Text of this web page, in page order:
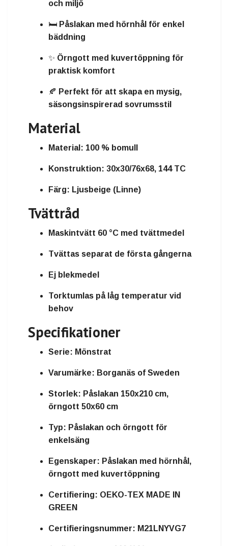
och miljö
🛏️ Påslakan med hörnhål för enkel
bäddning
✨ Örngott med kuvertöppning för
praktisk komfort
🍂 Perfekt för att skapa en mysig,
säsongsinspirerad sovrumsstil
Material
Material: 100 % bomull
Konstruktion: 30x30/76x68, 144 TC
Färg: Ljusbeige (Linne)
Tvättråd
Maskintvätt 60 °C med tvättmedel
Tvättas separat de första gångerna
Ej blekmedel
Torktumlas på låg temperatur vid
behov
Specifikationer
Serie: Mönstrat
Varumärke: Borganäs of Sweden
Storlek: Påslakan 150x210 cm,
örngott 50x60 cm
Typ: Påslakan och örngott för
enkelsäng
Egenskaper: Påslakan med hörnhål,
örngott med kuvertöppning
Certifiering: OEKO-TEX MADE IN
GREEN
Certifieringsnummer: M21LNYVG7